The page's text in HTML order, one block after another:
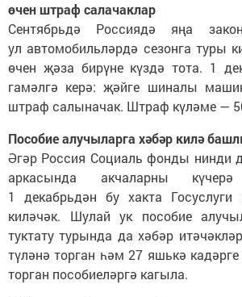
өчен штраф салачаклар
Сентябрьдә Россиядә яңа
ул автомобильләрдә сезонга туры
өчен җәза бирүне күздә тота. 1
гамәлгә керә: җәйге шиналы
штраф салыначак. Штраф күләме —
Пособие алучыларга хәбәр килә
Әгәр Россия Социаль фонды нинди
аркасында акчаларны
1 декабрьдән бу хакта Госуслуги
киләчәк. Шулай ук пособие
туктату турында да хәбәр
түләнә торган һәм 27 яшькә кадәрге
торган пособиеләргә кагыла.